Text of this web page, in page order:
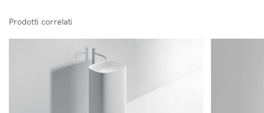
Prodotti correlati